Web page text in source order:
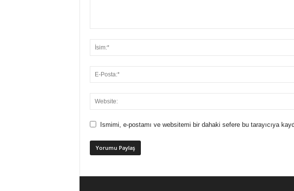
Ismimi, e-postamı ve websitemi bir dahaki sefere bu tarayıcıya